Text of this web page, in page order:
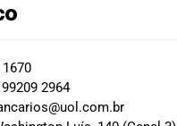
2964